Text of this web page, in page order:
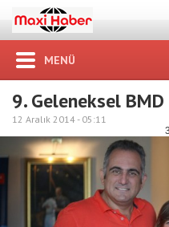
MENÜ
9. Geleneksel
12 Aralık 2014 - 05:11